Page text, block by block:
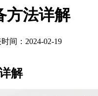
方法详解
间：2024-02-19
解